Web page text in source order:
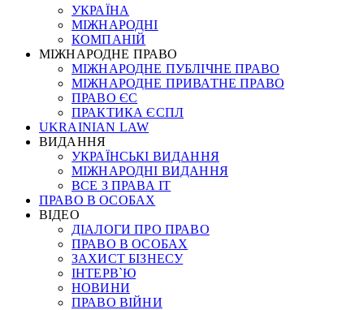
УКРАЇНА
МІЖНАРОДНІ
КОМПАНІЙ
МІЖНАРОДНЕ ПРАВО
МІЖНАРОДНЕ ПУБЛІЧНЕ ПРАВО
МІЖНАРОДНЕ ПРИВАТНЕ ПРАВО
ПРАВО ЄС
ПРАКТИКА ЄСПЛ
UKRAINIAN LAW
ВИДАННЯ
УКРАЇНСЬКІ ВИДАННЯ
МІЖНАРОДНІ ВИДАННЯ
ВСЕ З ПРАВА ІТ
ПРАВО В ОСОБАХ
ВІДЕО
ДІАЛОГИ ПРО ПРАВО
ПРАВО В ОСОБАХ
ЗАХИСТ БІЗНЕСУ
ІНТЕРВ`Ю
НОВИНИ
ПРАВО ВІЙНИ